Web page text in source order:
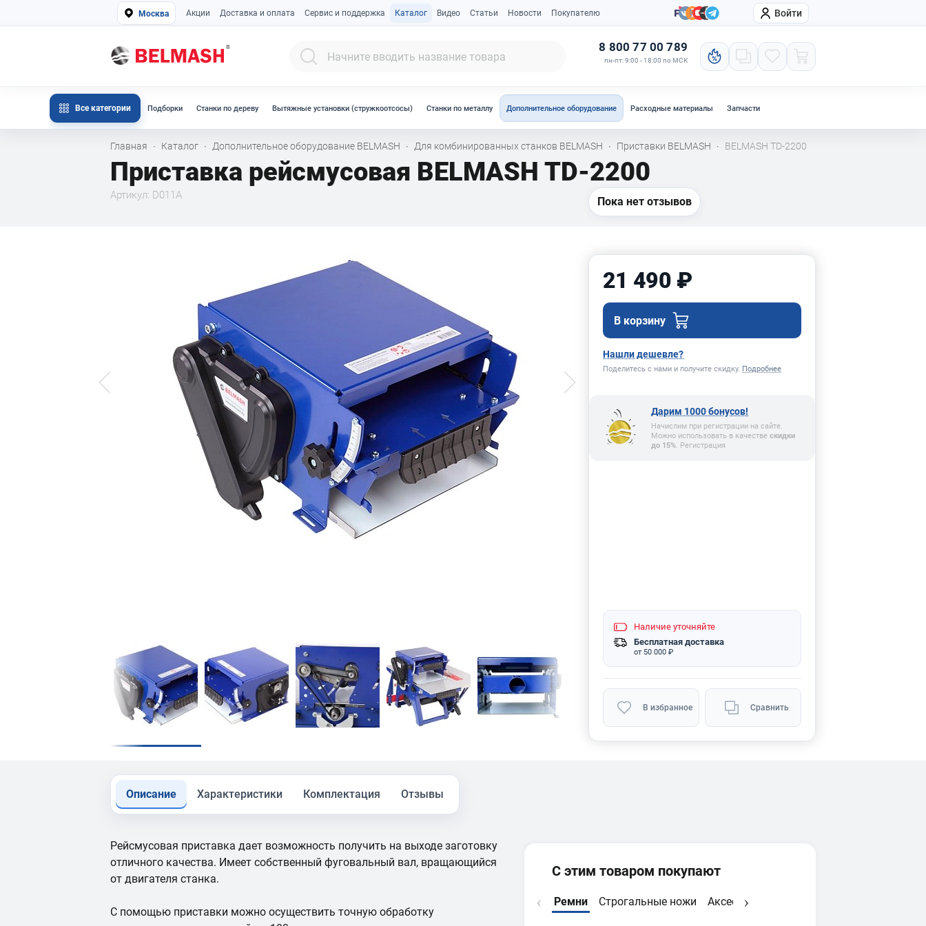
Москва Акции Доставка и оплата Сервис и поддержка Каталог Видео Статьи Новости Покупателю Компания Войти
8 800 77 00 789
пн-пт: 9:00 - 18:00 по МСК
Все категории Подборки Станки по дереву Вытяжные установки (стружкоотсосы) Станки по металлу Дополнительное оборудование Расходные материалы Запчасти
Главная · Каталог · Дополнительное оборудование BELMASH · Для комбинированных станков BELMASH · Приставки BELMASH · BELMASH TD-2200
Приставка рейсмусовая BELMASH TD-2200
Артикул: D011A Пока нет отзывов
21 490 ₽
В корзину
Нашли дешевле?
Поделитесь с нами и получите скидку. Подробнее
Дарим 1000 бонусов!
Начислим при регистрации на сайте.
Можно использовать в качестве скидки
до 15%. Регистрация
Наличие уточняйте
Бесплатная доставка
от 50 000 ₽
В избранное Сравнить
Описание Характеристики Комплектация Отзывы
Рейсмусовая приставка дает возможность получить на выходе заготовку
отличного качества. Имеет собственный фуговальный вал, вращающийся
от двигателя станка.
С помощью приставки можно осуществить точную обработку
С этим товаром покупают
Ремни Строгальные ножи Аксессуары